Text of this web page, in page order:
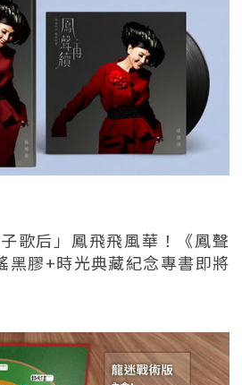
歌后」鳳飛飛風華！《鳳聲
黑膠+時光典藏紀念專書即將